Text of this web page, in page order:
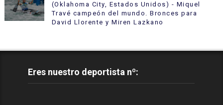
(Oklahoma City, Estados Unidos) - Miquel
Travé campeón del mundo. Bronces para
David Llorente y Miren Lazkano
Eres nuestro deportista nº: